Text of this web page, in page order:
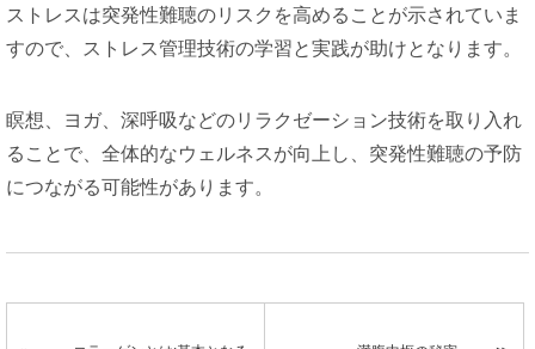
ストレスは突発性難聴のリスクを高めることが示されていま
すので、ストレス管理技術の学習と実践が助けとなります。
瞑想、ヨガ、深呼吸などのリラクゼーション技術を取り入れ
ることで、全体的なウェルネスが向上し、突発性難聴の予防
につながる可能性があります。